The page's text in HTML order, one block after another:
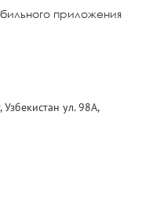
приложения
ул. 98А,